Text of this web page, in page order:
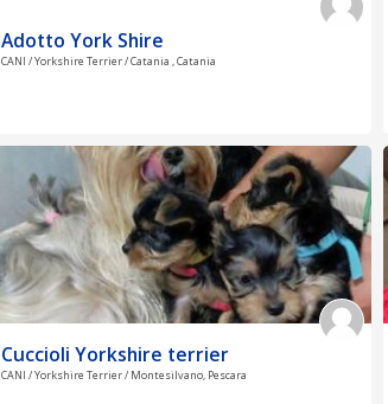
Adotto York Shire
CANI / Yorkshire Terrier / Catania , Catania
Cuccioli Yorkshire terrier
CANI / Yorkshire Terrier / Montesilvano, Pescara